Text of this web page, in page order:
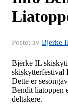
Postet av Bjerke
Bjerke IL
skiskytterfestival
Dette er
Bendit liatoppen
deltakere.